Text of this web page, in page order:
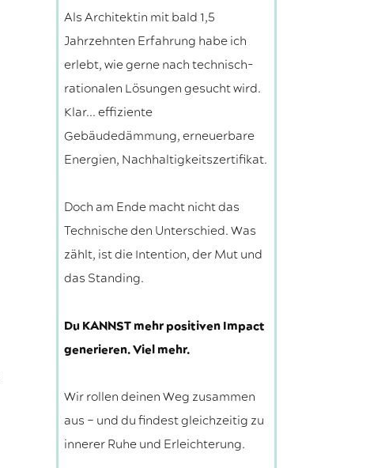
Als Architektin mit bald 1,5
Jahrzehnten Erfahrung habe ich
erlebt, wie gerne nach technisch-
rationalen Lösungen gesucht wird.
Klar... effiziente
Gebäudedämmung, erneuerbare
Energien, Nachhaltigkeitszertifikat.
Doch am Ende macht nicht das
Technische den Unterschied. Was
zählt, ist die Intention, der Mut und
das Standing.
Du KANNST mehr positiven Impact
generieren. Viel mehr.
Wir rollen deinen Weg zusammen
aus – und du findest gleichzeitig zu
innerer Ruhe und Erleichterung.